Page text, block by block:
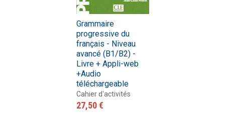
Grammaire
progressive du
français - Niveau
avancé (B1/B2) -
Livre + Appli-web
+Audio
téléchargeable
Cahier d'activités
27,50 €